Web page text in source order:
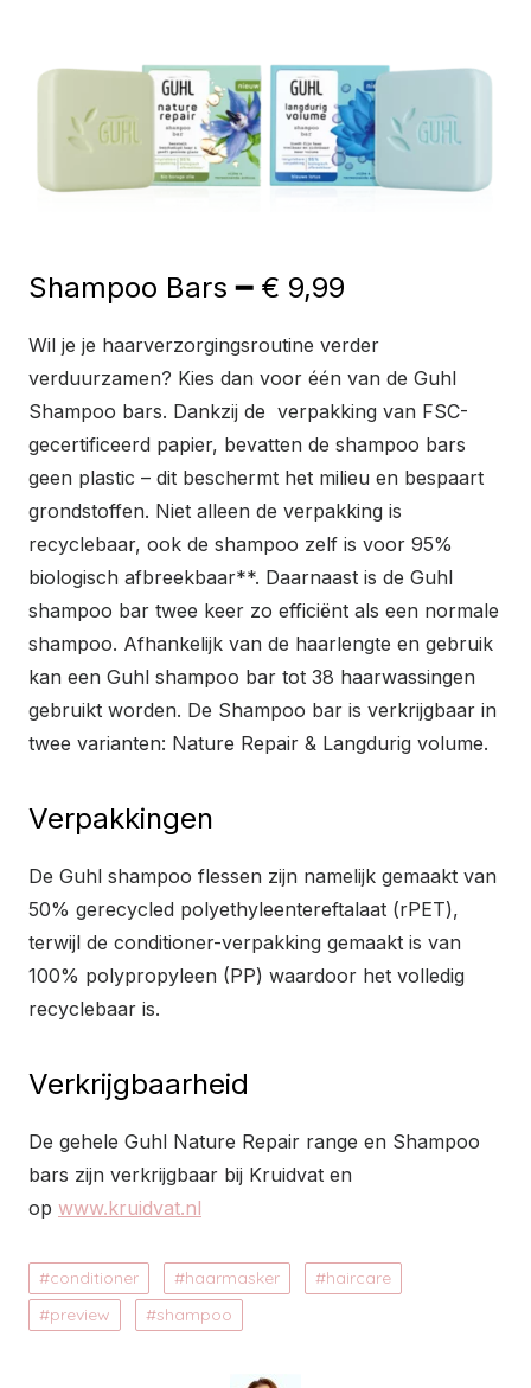
Shampoo Bars ━ € 9,99
Wil je je haarverzorgingsroutine verder
verduurzamen? Kies dan voor één van de Guhl
Shampoo bars. Dankzij de verpakking van FSC-
gecertificeerd papier, bevatten de shampoo bars
geen plastic – dit beschermt het milieu en bespaart
grondstoffen. Niet alleen de verpakking is
recyclebaar, ook de shampoo zelf is voor 95%
biologisch afbreekbaar**. Daarnaast is de Guhl
shampoo bar twee keer zo efficiënt als een normale
shampoo. Afhankelijk van de haarlengte en gebruik
kan een Guhl shampoo bar tot 38 haarwassingen
gebruikt worden. De Shampoo bar is verkrijgbaar in
twee varianten: Nature Repair & Langdurig volume.
Verpakkingen
De Guhl shampoo flessen zijn namelijk gemaakt van
50% gerecycled polyethyleentereftalaat (rPET),
terwijl de conditioner-verpakking gemaakt is van
100% polypropyleen (PP) waardoor het volledig
recyclebaar is.
Verkrijgbaarheid
De gehele Guhl Nature Repair range en Shampoo
bars zijn verkrijgbaar bij Kruidvat en
op www.kruidvat.nl
conditioner haarmasker
haircare
preview
shampoo